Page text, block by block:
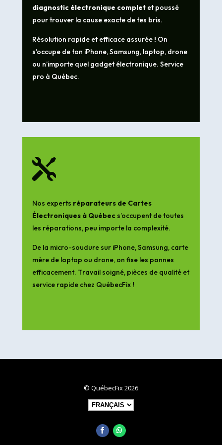
diagnostic électronique completet poussé
pour trouver la cause exacte de tes bris.
Résolution rapide et efficace assurée ! On
s’occupe de ton iPhone, Samsung, laptop, drone
ou n’importe quel gadget électronique. Service
pro à Québec.

Nos experts réparateurs de Cartes
Électroniques à Québecs’occupent de toutes
les réparations, peu importe la complexité.
De la micro-soudure sur iPhone, Samsung, carte
mère de laptop ou drone, on fixe les pannes
efficacement. Travail soigné, pièces de qualité et
service rapide chez QuébecFix !
© QuébecFix 2026